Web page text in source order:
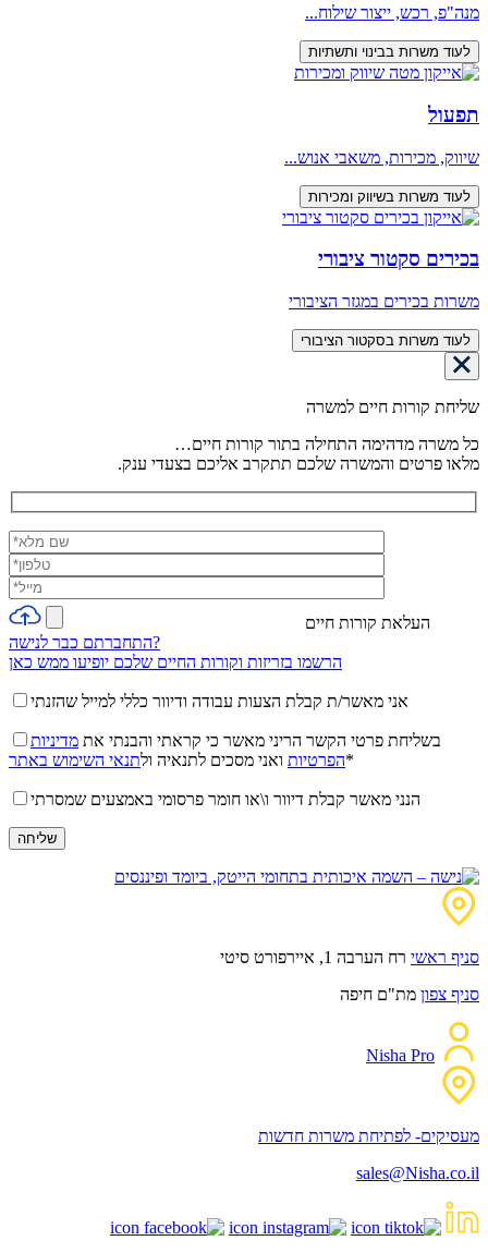
מנה"פ, רכש, ייצור שילוח...
לעוד משרות בבינוי ותשתיות
תפעול
שיווק, מכירות, משאבי אנוש...
לעוד משרות בשיווק ומכירות
בכירים סקטור ציבורי
משרות בכירים במגזר הציבורי
לעוד משרות בסקטור הציבורי
שליחת קורות חיים למשרה
כל משרה מדהימה התחילה בתור קורות חיים…
מלאו פרטים והמשרה שלכם תתקרב אליכם בצעדי ענק.
העלאת קורות חיים
התחברתם כבר לנישה?
הרשמו בזריזות וקורות החיים שלכם יופיעו ממש כאן
אני מאשר/ת קבלת הצעות עבודה ודיוור כללי למייל שהזנתי
בשליחת פרטי הקשר הריני מאשר כי קראתי והבנתי את מדיניות
הפרטיות ואני מסכים לתנאיה ולתנאי השימוש באתר *
הנני מאשר קבלת דיוור ו\או חומר פרסומי באמצעים שמסרתי
סניף ראשי רח הערבה 1, איירפורט סיטי
סניף צפון מת"ם חיפה
Nisha Pro
מעסיקים- לפתיחת משרות חדשות
sales@Nisha.co.il